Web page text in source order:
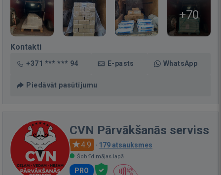
+70
Kontakti
+371 *** *** 94 E-pasts WhatsApp
Piedāvāt pasūtījumu
CVN Pārvākšanās serviss
4.9 · 179 atsauksmes
Šobrīd mājas lapā
PRO